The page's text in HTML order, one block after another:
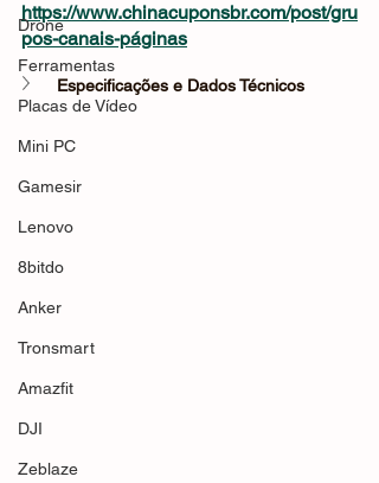
Drone
Ferramentas
Placas de Vídeo
Mini PC
Gamesir
Lenovo
8bitdo
Anker
Tronsmart
Amazfit
DJI
Zeblaze
https://www.chinacuponsbr.com/post/gru
pos-canais-páginas
Especificações e Dados Técnicos